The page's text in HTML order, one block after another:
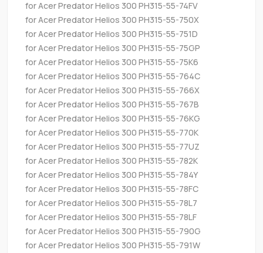
for Acer Predator Helios 300 PH315-55-74FV
for Acer Predator Helios 300 PH315-55-750X
for Acer Predator Helios 300 PH315-55-751D
for Acer Predator Helios 300 PH315-55-75GP
for Acer Predator Helios 300 PH315-55-75K6
for Acer Predator Helios 300 PH315-55-764C
for Acer Predator Helios 300 PH315-55-766X
for Acer Predator Helios 300 PH315-55-767B
for Acer Predator Helios 300 PH315-55-76KG
for Acer Predator Helios 300 PH315-55-770K
for Acer Predator Helios 300 PH315-55-77UZ
for Acer Predator Helios 300 PH315-55-782K
for Acer Predator Helios 300 PH315-55-784Y
for Acer Predator Helios 300 PH315-55-78FC
for Acer Predator Helios 300 PH315-55-78L7
for Acer Predator Helios 300 PH315-55-78LF
for Acer Predator Helios 300 PH315-55-790G
for Acer Predator Helios 300 PH315-55-791W